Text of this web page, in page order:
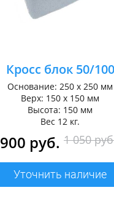
Кросс блок 50/100
Основание: 250 х 250 мм
Верх: 150 х 150 мм
Высота: 150 мм
Вес 12 кг.
900 руб. 1 050
Уточнить наличие